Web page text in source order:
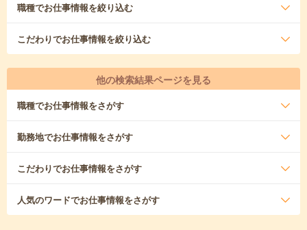
職種でお仕事情報を絞り込む
こだわりでお仕事情報を絞り込む
他の検索結果ページを見る
職種でお仕事情報をさがす
勤務地でお仕事情報をさがす
こだわりでお仕事情報をさがす
人気のワードでお仕事情報をさがす